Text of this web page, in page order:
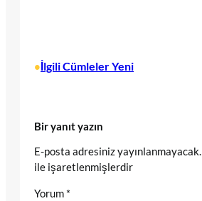
•İlgili Cümleler Yeni
Bir yanıt yazın
E-posta adresiniz yayınlanmayacak.
ile işaretlenmişlerdir
Yorum *